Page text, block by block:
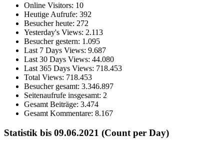
Online Visitors: 10
Heutige Aufrufe: 392
Besucher heute: 272
Yesterday's Views: 2.113
Besucher gestern: 1.095
Last 7 Days Views: 9.687
Last 30 Days Views: 44.080
Last 365 Days Views: 718.453
Total Views: 718.453
Besucher gesamt: 3.346.897
Seitenaufrufe insgesamt: 2
Gesamt Beiträge: 3.474
Gesamt Kommentare: 8.167
Statistik bis 09.06.2021 (Count per Day)